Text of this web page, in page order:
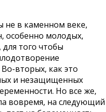
не в каменном веке,
особенно молодых,
того чтобы
вторых, как это
и незащищенных
Но все же,
вовремя, на следующий